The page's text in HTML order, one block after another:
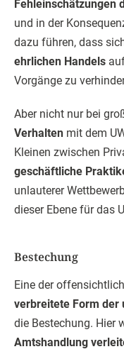
Fehleinschätzungen
und in der
dazu führen, dass
ehrlichen Handels
Vorgänge zu
Aber nicht nur bei
Verhalten mit dem
Kleinen zwischen
geschäftliche
unlauterer
dieser Ebene für das
Bestechung
Eine der
verbreitete Form der
die Bestechung. Hier
Amtshandlung